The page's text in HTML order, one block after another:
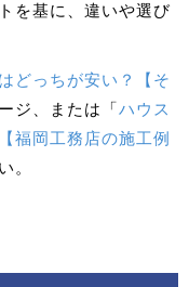
を基に、違いや選び
どっちが安い？【そ
ジ、または「ハウス
福岡工務店の施工例
。